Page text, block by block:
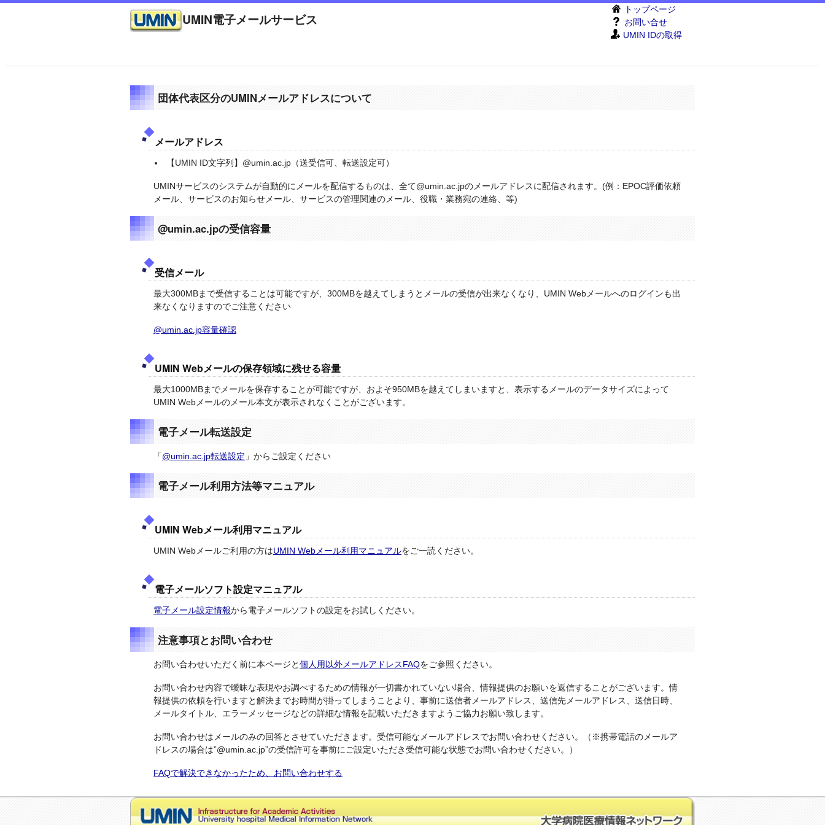
UMIN電子メールサービス
トップページ
お問い合せ
UMIN IDの取得
団体代表区分のUMINメールアドレスについて
メールアドレス
【UMIN ID文字列】@umin.ac.jp（送受信可、転送設定可）
UMINサービスのシステムが自動的にメールを配信するものは、全て@umin.ac.jpのメールアドレスに配信されます。(例：EPOC評価依頼
メール、サービスのお知らせメール、サービスの管理関連のメール、役職・業務宛の連絡、等)
@umin.ac.jpの受信容量
受信メール
最大300MBまで受信することは可能ですが、300MBを越えてしまうとメールの受信が出来なくなり、UMIN Webメールへのログインも出
来なくなりますのでご注意ください
@umin.ac.jp容量確認
UMIN Webメールの保存領域に残せる容量
最大1000MBまでメールを保存することが可能ですが、およそ950MBを越えてしまいますと、表示するメールのデータサイズによって
UMIN Webメールのメール本文が表示されなくことがございます。
電子メール転送設定
「@umin.ac.jp転送設定 」からご設定ください
電子メール利用方法等マニュアル
UMIN Webメール利用マニュアル
UMIN Webメールご利用の方はUMIN Webメール利用マニュアルをご一読ください。
電子メールソフト設定マニュアル
電子メール設定情報から電子メールソフトの設定をお試しください。
注意事項とお問い合わせ
お問い合わせいただく前に本ページと個人用以外メールアドレスFAQをご参照ください。
お問い合わせ内容で曖昧な表現やお調べするための情報が一切書かれていない場合、情報提供のお願いを返信することがございます。情
報提供の依頼を行いますと解決までお時間が掛ってしまうことより、事前に送信者メールアドレス、送信先メールアドレス、送信日時、
メールタイトル、エラーメッセージなどの詳細な情報を記載いただきますようご協力お願い致します。
お問い合わせはメールのみの回答とさせていただきます。受信可能なメールアドレスでお問い合わせください。（※携帯電話のメールア
ドレスの場合は”@umin.ac.jp”の受信許可を事前にご設定いただき受信可能な状態でお問い合わせください。）
FAQで解決できなかったため、お問い合わせする